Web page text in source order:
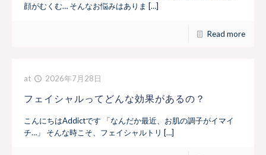
顔がむくむ… そんなお悩みはありま […]
Read more
at 2026年7月28日
フェイシャルってどんな効果があるの？
こんにちはAddictです 「なんだか最近、お肌の調子がイマイ
チ…」 そんな時こそ、フェイシャルトリ […]